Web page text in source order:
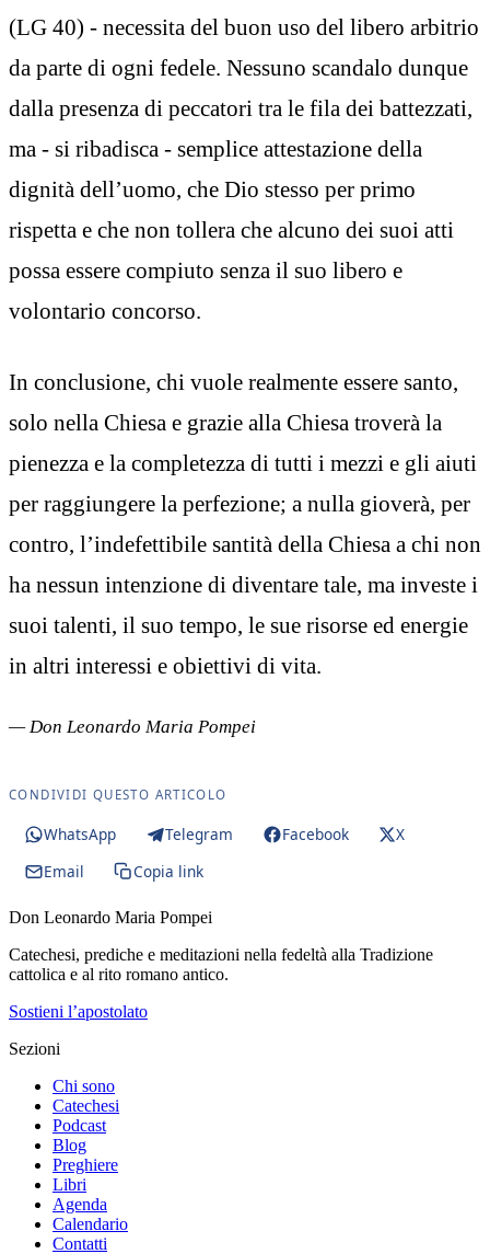
(LG 40) - necessita del buon uso del libero arbitrio
da parte di ogni fedele. Nessuno scandalo dunque
dalla presenza di peccatori tra le fila dei battezzati,
ma - si ribadisca - semplice attestazione della
dignità dell’uomo, che Dio stesso per primo
rispetta e che non tollera che alcuno dei suoi atti
possa essere compiuto senza il suo libero e
volontario concorso.
In conclusione, chi vuole realmente essere santo,
solo nella Chiesa e grazie alla Chiesa troverà la
pienezza e la completezza di tutti i mezzi e gli aiuti
per raggiungere la perfezione; a nulla gioverà, per
contro, l’indefettibile santità della Chiesa a chi non
ha nessun intenzione di diventare tale, ma investe i
suoi talenti, il suo tempo, le sue risorse ed energie
in altri interessi e obiettivi di vita.
— Don Leonardo Maria Pompei
CONDIVIDI QUESTO ARTICOLO
WhatsApp Telegram Facebook
X
Email
Copia link
Don Leonardo Maria Pompei
Catechesi, prediche e meditazioni nella fedeltà alla Tradizione
cattolica e al rito romano antico.
Sostieni l’apostolato
Sezioni
Chi sono
Catechesi
Podcast
Blog
Preghiere
Libri
Agenda
Calendario
Contatti